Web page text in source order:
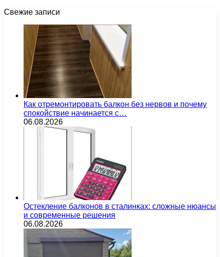
Свежие записи
Как отремонтировать балкон без нервов и почему
спокойствие начинается с…
06.08.2026
Остекление балконов в сталинках: сложные нюансы
и современные решения
06.08.2026